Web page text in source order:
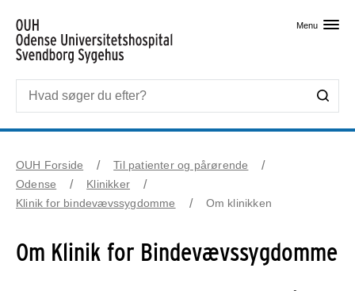
Menu
OUH Forside
Til patienter og pårørende
Odense
Klinikker
Klinik for bindevævssygdomme
Om klinikken
Om Klinik for Bindevævssygdomme